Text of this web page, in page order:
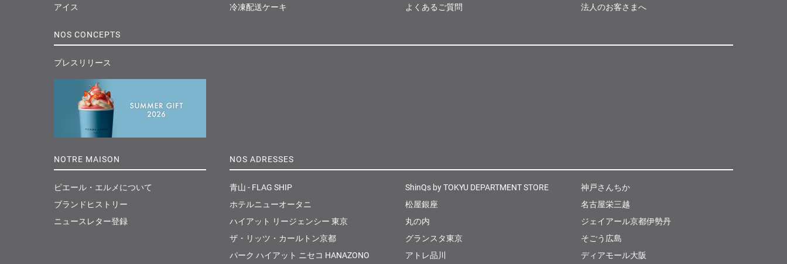
アイス
冷凍配送ケーキ
よくあるご質問
法人のお客さまへ
NOS CONCEPTS
プレスリリース
NOTRE MAISON
ピエール・エルメについて
ブランドヒストリー
ニュースレター登録
NOS ADRESSES
青山 - FLAG SHIP
ホテルニューオータニ
ハイアット リージェンシー 東京
ザ・リッツ・カールトン京都
パーク ハイアット ニセコ HANAZONO
ShinQs by TOKYU DEPARTMENT STORE
松屋銀座
丸の内
グランスタ東京
アトレ品川
神戸さんちか
名古屋栄三越
ジェイアール京都伊勢丹
そごう広島
ディアモール大阪